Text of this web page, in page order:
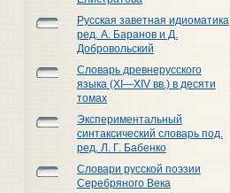
Русская заветная идиоматика
ред. А. Баранов и Д.
Добровольский
Словарь древнерусского
языка (XI—XIV вв.) в десяти
томах
Экспериментальный
синтаксический словарь под.
ред. Л. Г. Бабенко
Словари русской поэзии
Серебряного Века